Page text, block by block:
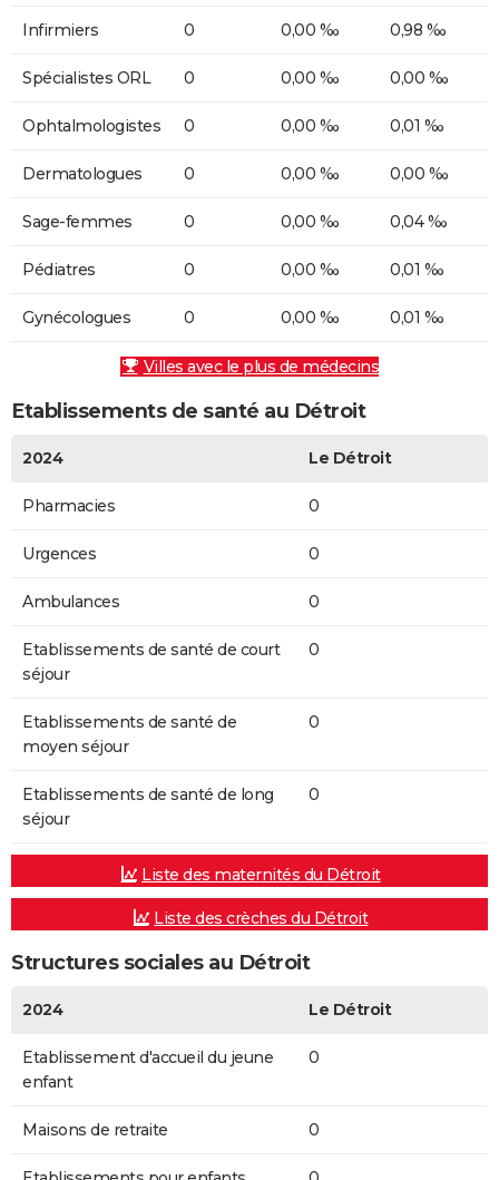
Infirmiers 0 0,00 ‰ 0,98 ‰
Spécialistes ORL 0 0,00 ‰ 0,00 ‰
Ophtalmologistes 0 0,00 ‰ 0,01 ‰
Dermatologues 0 0,00 ‰ 0,00 ‰
Sage-femmes 0 0,00 ‰ 0,04 ‰
Pédiatres 0 0,00 ‰ 0,01 ‰
Gynécologues 0 0,00 ‰ 0,01 ‰
Villes avec le plus de médecins
Etablissements de santé au Détroit
2024 Le Détroit
Pharmacies 0
Urgences 0
Ambulances 0
Etablissements de santé de court
séjour
0
Etablissements de santé de
moyen séjour
0
Etablissements de santé de long
séjour
0
Liste des maternités du Détroit
Liste des crèches du Détroit
Structures sociales au Détroit
2024 Le Détroit
Etablissement d'accueil du jeune
enfant
0
Maisons de retraite 0